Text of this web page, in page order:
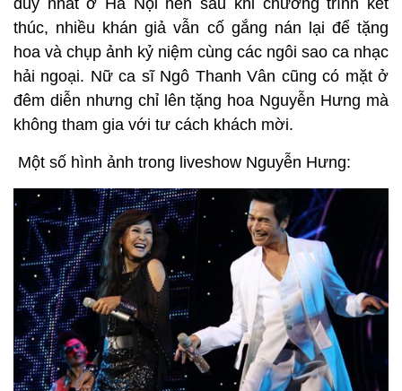
duy nhất ở Hà Nội nên sau khi chương trình kết
thúc, nhiều khán giả vẫn cố gắng nán lại để tặng
hoa và chụp ảnh kỷ niệm cùng các ngôi sao ca nhạc
hải ngoại. Nữ ca sĩ Ngô Thanh Vân cũng có mặt ở
đêm diễn nhưng chỉ lên tặng hoa Nguyễn Hưng mà
không tham gia với tư cách khách mời.
Một số hình ảnh trong liveshow Nguyễn Hưng: